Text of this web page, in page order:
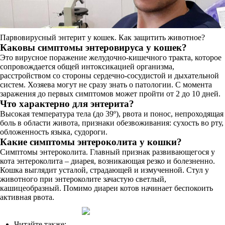
Парвовирусный энтерит у кошек. Как защитить животное?
Каковы симптомы энтеровируса у кошек?
Это вирусное поражение желудочно-кишечного тракта, которое
сопровождается общей интоксикацией организма,
расстройством со стороны сердечно-сосудистой и дыхательной
систем. Хозяева могут не сразу знать о патологии. С момента
заражения до первых симптомов может пройти от 2 до 10 дней.
Что характерно для энтерита?
Высокая температура тела (до 39º), рвота и понос, непроходящая
боль в области живота, признаки обезвоживания: сухость во рту,
обложенность языка, судороги.
Какие симптомы энтероколита у кошки?
Симптомы энтероколита. Главный признак развивающегося у
кота энтероколита – диарея, возникающая резко и болезненно.
Кошка выглядит усталой, страдающей и измученной. Стул у
животного при энтероколите зачастую светлый,
кашицеобразный. Помимо диареи котов начинает беспокоить
активная рвота.